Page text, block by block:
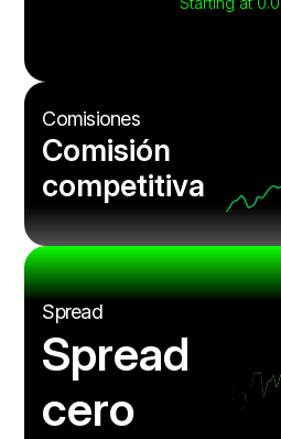
Comisiones
Comisión
competitiva
Spread
Spread
cero